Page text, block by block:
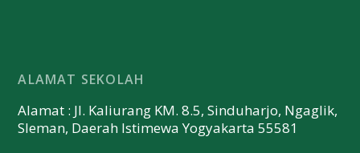
ALAMAT SEKOLAH
Alamat : Jl. Kaliurang KM. 8.5, Sinduharjo, Ngaglik,
Sleman, Daerah Istimewa Yogyakarta 55581